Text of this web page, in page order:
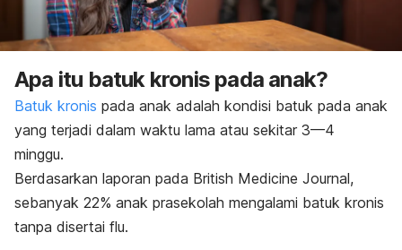
Apa itu batuk kronis pada anak?
Batuk kronis pada anak adalah kondisi batuk pada anak
yang terjadi dalam waktu lama atau sekitar 3—4
minggu.
Berdasarkan laporan pada British Medicine Journal,
sebanyak 22% anak prasekolah mengalami batuk kronis
tanpa disertai flu.